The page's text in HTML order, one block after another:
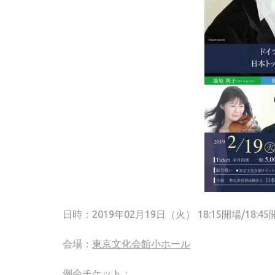
日時：2019年02月19日（火） 18:15開場/18:45
会場： 東京文化会館小ホール